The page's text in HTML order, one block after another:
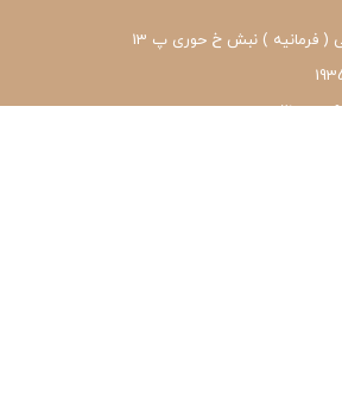
( فرمانیه ) نبش خ حوری پ 13